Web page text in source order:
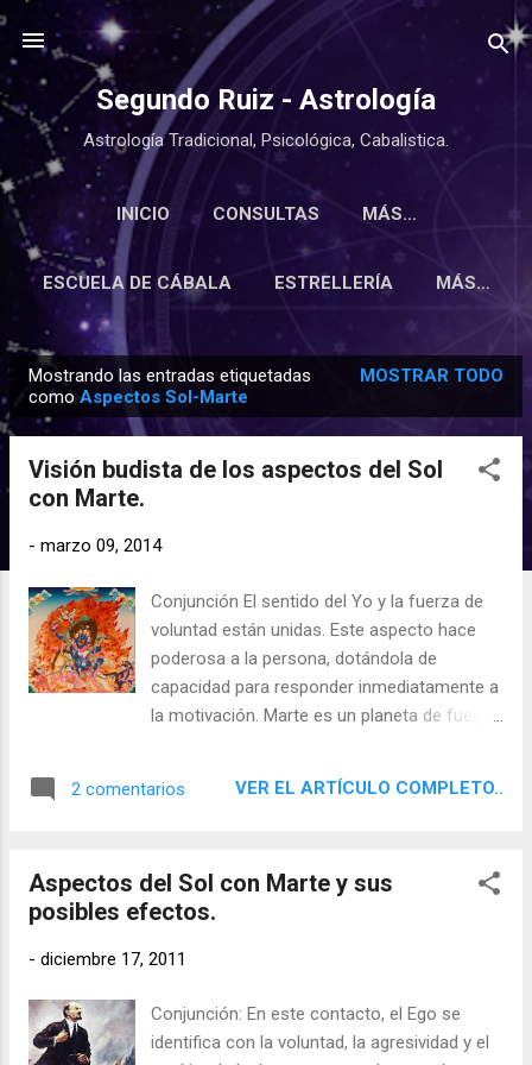
Ir al contenido principal
Segundo Ruiz - Astrología
Astrología Tradicional, Psicológica, Cabalistica.
INICIO CONSULTAS MÁS…
ESCUELA DE CÁBALA ESTRELLERÍA MÁS…
n
Mostrando las entradas etiquetadas
comoAspectos Sol-Marte
MOSTRAR TODO
Visión budista de los aspectos del Sol
con Marte.
- marzo 09, 2014
Conjunción El sentido del Yo y la fuerza de
voluntad están unidas. Este aspecto hace
poderosa a la persona, dotándola de
capacidad para responder inmediatamente a
la motivación. Marte es un planeta de fuego
al logro de grandes metas. El lado negativo
necesita proyectos. Las técnicas de
meditación tranquilizadora y el amor atenúan
2 comentarios VER EL ARTÍCULO COMPLETO..
Aspectos del Sol con Marte y sus
posibles efectos.
- diciembre 17, 2011
Conjunción: En este contacto, el Ego se
identifica con la voluntad, la agresividad y el